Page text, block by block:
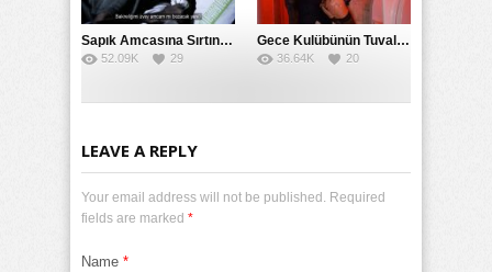
Sapık Amcasına Sırtını Dönen Kız Tek Posta Sikişe Yaslandı
52.09K 29
Gece Kulübünün Tuvaletinde Gizli Kaçak Sikiştiler
36.64K 20
LEAVE A REPLY
Your email address will not be published. Required
fields are marked *
Name *